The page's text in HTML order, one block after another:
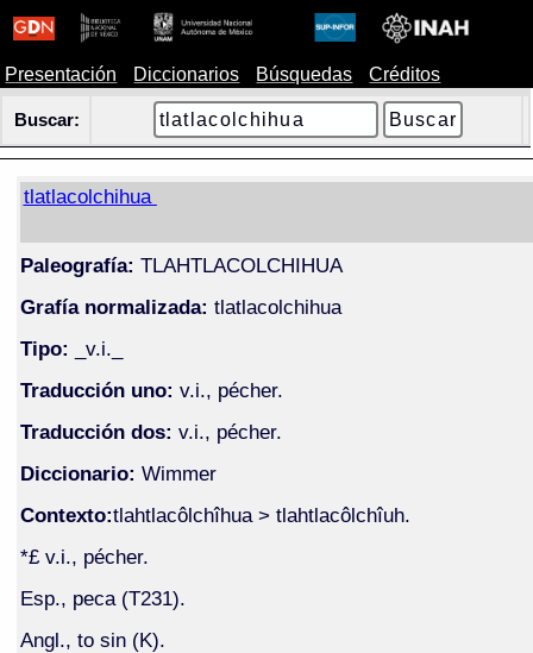
Presentación Diccionarios Búsquedas Créditos
Buscar:
tlatlacolchihua
Paleografía: TLAHTLACOLCHIHUA
Grafía normalizada: tlatlacolchihua
Tipo: _v.i._
Traducción uno: v.i., pécher.
Traducción dos: v.i., pécher.
Diccionario: Wimmer
Contexto:tlahtlacôlchîhua > tlahtlacôlchîuh.
*£ v.i., pécher.
Esp., peca (T231).
Angl., to sin (K).